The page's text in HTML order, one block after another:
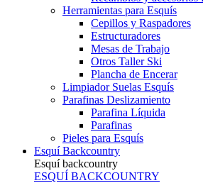
Herramientas para Esquís
Cepillos y Raspadores
Estructuradores
Mesas de Trabajo
Otros Taller Ski
Plancha de Encerar
Limpiador Suelas Esquís
Parafinas Deslizamiento
Parafina Líquida
Parafinas
Pieles para Esquís
Esquí Backcountry
Esquí backcountry
ESQUÍ BACKCOUNTRY